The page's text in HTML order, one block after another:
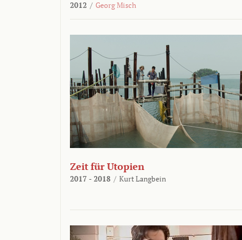
2012 / Georg Misch
Zeit für Utopien
2017 - 2018 / Kurt Langbein